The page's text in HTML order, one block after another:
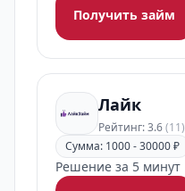
Получить займ
Лайк
Рейтинг: 3.6(11)
Сумма: 1000 - 30000 ₽
Решение за 5 минут